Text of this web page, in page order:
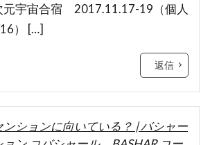
元宇宙合宿 2017.11.17-19（個人
） […]
返信
ションに向いている？ | バシャー